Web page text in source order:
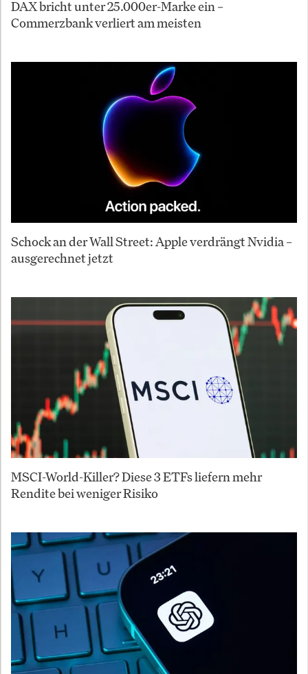
DAX bricht unter 25.000er-Marke ein –
Commerzbank verliert am meisten
Schock an der Wall Street: Apple verdrängt Nvidia –
ausgerechnet jetzt
MSCI-World-Killer? Diese 3 ETFs liefern mehr
Rendite bei weniger Risiko